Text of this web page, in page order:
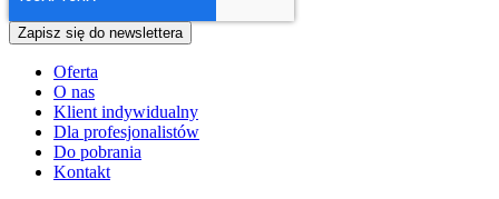
Oferta
O nas
Klient indywidualny
Dla profesjonalistów
Do pobrania
Kontakt